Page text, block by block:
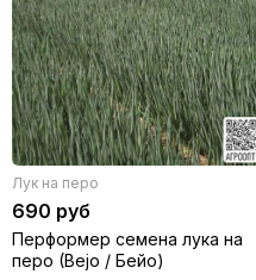
Лук на перо
690 руб
Перформер семена лука на
перо (Bejo / Бейо)